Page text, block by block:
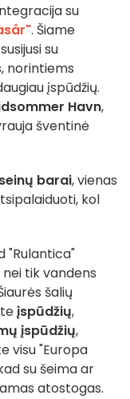
su
. Šiame
su
norintiems
įspūdžių.
Havn,
šventinė
barai, vienas
kol
"Rulantica"
tik vandens
šalių
įspūdžių,
įspūdžių,
visu "Europa
su šeima ar
atostogas.